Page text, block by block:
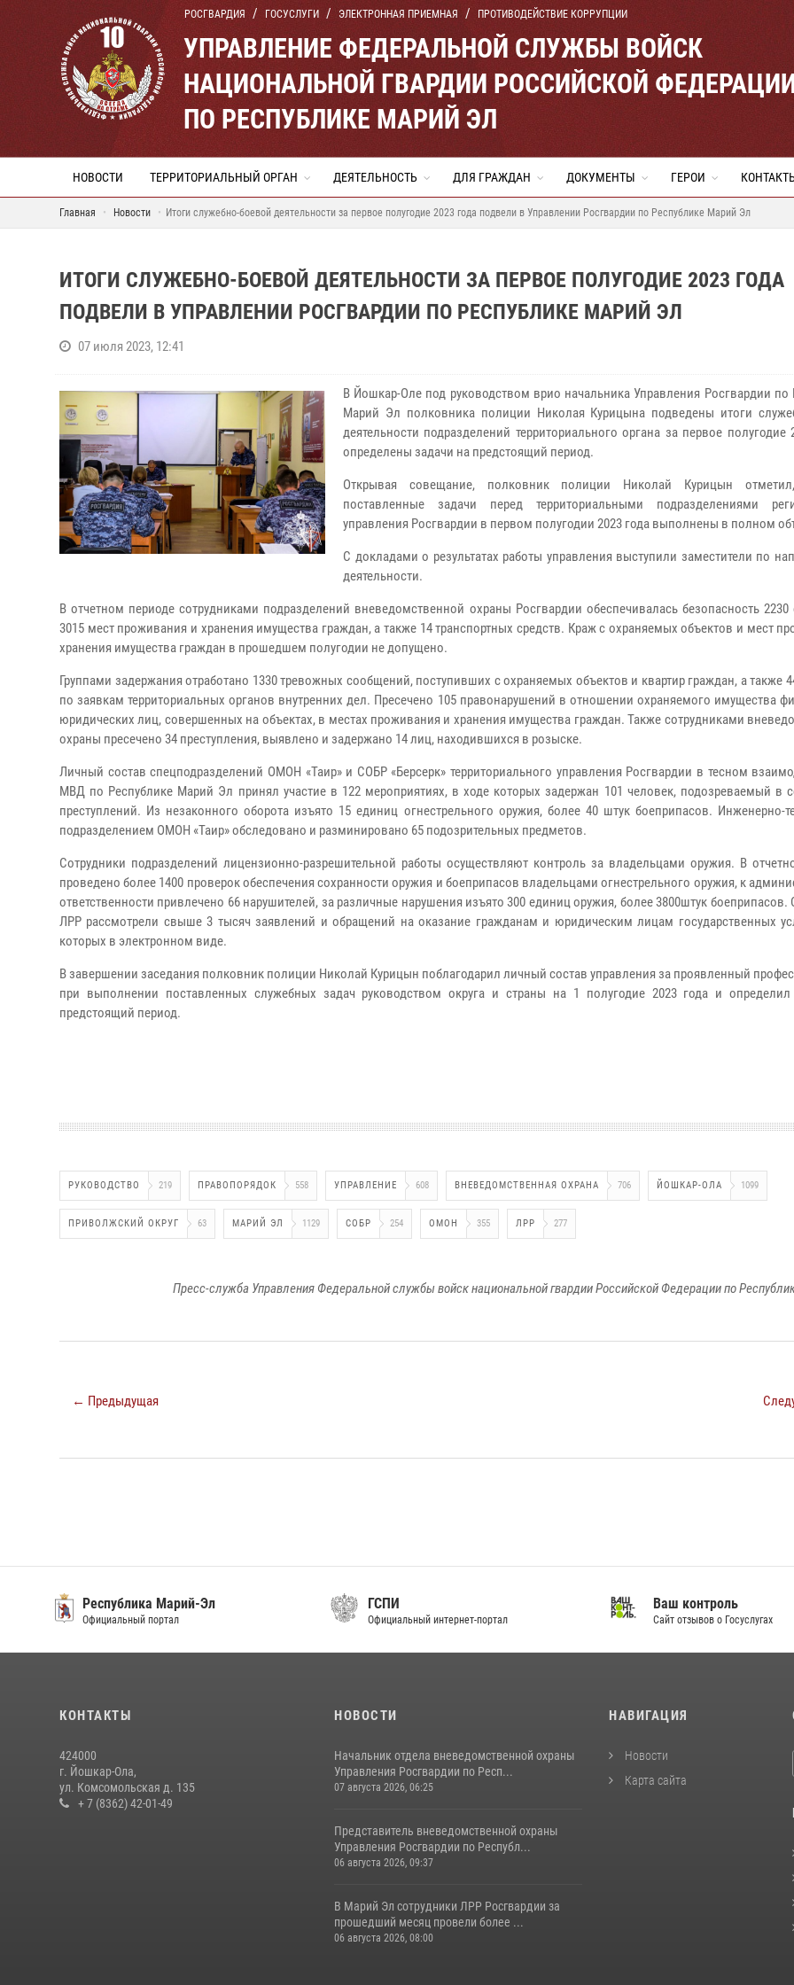
РОСГВАРДИЯ ГОСУСЛУГИ ЭЛЕКТРОННАЯ ПРИЕМНАЯ ПРОТИВОДЕЙСТВИЕ КОРРУПЦИИ
УПРАВЛЕНИЕ ФЕДЕРАЛЬНОЙ СЛУЖБЫ ВОЙСК
НАЦИОНАЛЬНОЙ ГВАРДИИ РОССИЙСКОЙ
ПО РЕСПУБЛИКЕ МАРИЙ ЭЛ
НОВОСТИ ТЕРРИТОРИАЛЬНЫЙ ОРГАН ДЕЯТЕЛЬНОСТЬ ДЛЯ ГРАЖДАН ДОКУМЕНТЫ ГЕРОИ
Главная Новости Итоги служебно-боевой деятельности за первое полугодие 2023 года подвели в Управлении Росгвардии по Республике Марий Эл
ИТОГИ СЛУЖЕБНО-БОЕВОЙ ДЕЯТЕЛЬНОСТИ ЗА ПЕРВОЕ ПОЛУГОДИЕ 2023 ГОДА
ПОДВЕЛИ В УПРАВЛЕНИИ РОСГВАРДИИ ПО РЕСПУБЛИКЕ МАРИЙ ЭЛ
07 июля 2023, 12:41
В Йошкар-Оле под руководством врио начальника Управления Росгвардии по
Марий Эл полковника полиции Николая Курицына подведены итоги
деятельности подразделений территориального органа за первое полугодие
определены задачи на предстоящий период.
Открывая совещание, полковник полиции Николай Курицын
поставленные задачи перед территориальными подразделениями
управления Росгвардии в первом полугодии 2023 года выполнены в полном
С докладами о результатах работы управления выступили заместители по
деятельности.
В отчетном периоде сотрудниками подразделений вневедомственной охраны Росгвардии обеспечивалась безопасность 2230
3015 мест проживания и хранения имущества граждан, а также 14 транспортных средств. Краж с охраняемых объектов и мест
хранения имущества граждан в прошедшем полугодии не допущено.
Группами задержания отработано 1330 тревожных сообщений, поступивших с охраняемых объектов и квартир граждан, а также
по заявкам территориальных органов внутренних дел. Пресечено 105 правонарушений в отношении охраняемого имущества
юридических лиц, совершенных на объектах, в местах проживания и хранения имущества граждан. Также сотрудниками
охраны пресечено 34 преступления, выявлено и задержано 14 лиц, находившихся в розыске.
Личный состав спецподразделений ОМОН «Таир» и СОБР «Берсерк» территориального управления Росгвардии в тесном
МВД по Республике Марий Эл принял участие в 122 мероприятиях, в ходе которых задержан 101 человек, подозреваемый в
преступлений. Из незаконного оборота изъято 15 единиц огнестрельного оружия, более 40 штук боеприпасов. Инженерно-
подразделением ОМОН «Таир» обследовано и разминировано 65 подозрительных предметов.
Сотрудники подразделений лицензионно-разрешительной работы осуществляют контроль за владельцами оружия. В
проведено более 1400 проверок обеспечения сохранности оружия и боеприпасов владельцами огнестрельного оружия, к
ответственности привлечено 66 нарушителей, за различные нарушения изъято 300 единиц оружия, более 3800штук боеприпасов.
ЛРР рассмотрели свыше 3 тысяч заявлений и обращений на оказание гражданам и юридическим лицам государственных
которых в электронном виде.
В завершении заседания полковник полиции Николай Курицын поблагодарил личный состав управления за проявленный
при выполнении поставленных служебных задач руководством округа и страны на 1 полугодие 2023 года и
предстоящий период.
РУКОВОДСТВО 219 ПРАВОПОРЯДОК 558 УПРАВЛЕНИЕ 608 ВНЕВЕДОМСТВЕННАЯ ОХРАНА 706 ЙОШКАР-ОЛА 1099
ПРИВОЛЖСКИЙ ОКРУГ 63 МАРИЙ ЭЛ 1129 СОБР 254 ОМОН 355 ЛРР 277
Пресс-служба Управления Федеральной службы войск национальной гвардии Российской Федерации по
← Предыдущая
Республика Марий-Эл
Официальный портал
ГСПИ
Официальный интернет-портал
Ваш контроль
Сайт отзывов о Госуслугах
КОНТАКТЫ
424000
г. Йошкар-Ола,
ул. Комсомольская д. 135
+ 7 (8362) 42-01-49
НОВОСТИ
Начальник отдела вневедомственной охраны
Управления Росгвардии по Респ...
07 августа 2026, 06:25
Представитель вневедомственной охраны
Управления Росгвардии по Республ...
06 августа 2026, 09:37
В Марий Эл сотрудники ЛРР Росгвардии за
прошедший месяц провели более ...
06 августа 2026, 08:00
НАВИГАЦИЯ
Новости
Карта сайта